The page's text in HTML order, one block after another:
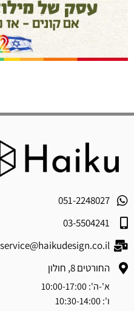
051-2248027
03-5504241
service@haikudesign.co.il
החורטים 8, חולון
א'-ה': 10:00-17:00
ו': 10:30-14:00